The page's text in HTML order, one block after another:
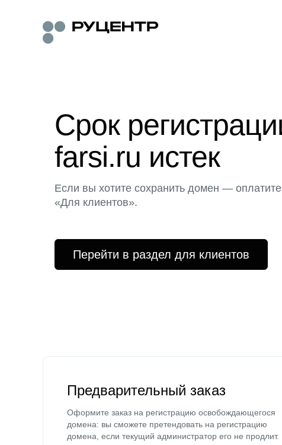
Срок
farsi.ru истек
Если вы хотите сохранить домен —
«Для клиентов».
Перейти в раздел для клиентов
Предварительный заказ
Оформите заказ на регистрацию освобождающегося
домена: вы сможете претендовать на регистрацию
домена, если текущий администратор его не продлит.